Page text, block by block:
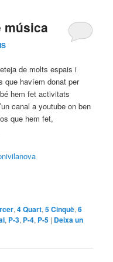
música
de molts espais i
que havíem donat per
hem fet activitats
canal a youtube on ben
que hem fet,
,4 Quart,5 Cinquè,6
, P-3, P-4, P-5 | Deixa un